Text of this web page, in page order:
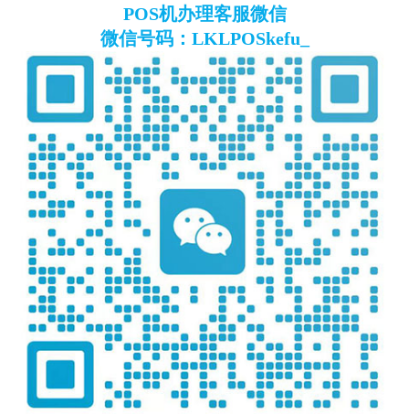
POS机办理客服微信
微信号码：LKLPOSkefu_